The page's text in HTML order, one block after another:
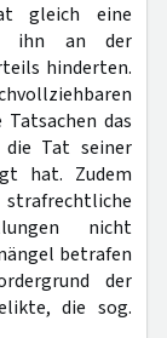
gleich eine
ihn an der
hinderten.
das
Tat seiner
hat. Zudem
nicht
betrafen
der
die sog.